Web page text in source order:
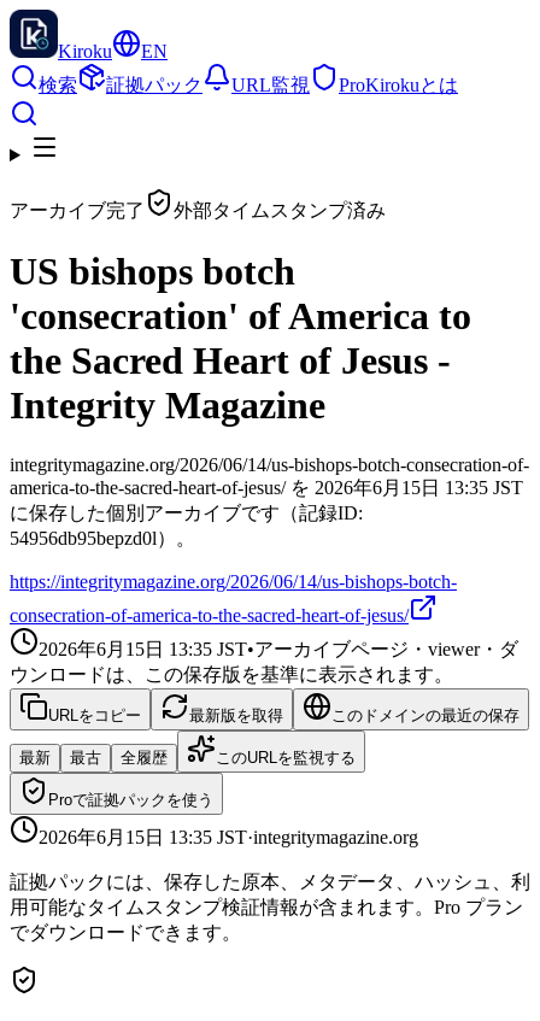
Kiroku
EN
検索
証拠パック URL監視 ProKirokuとは
アーカイブ完了 外部タイムスタンプ済み
US bishops botch
'consecration' of America to
the Sacred Heart of Jesus -
Integrity Magazine
integritymagazine.org/2026/06/14/us-bishops-botch-consecration-of-
america-to-the-sacred-heart-of-jesus/ を 2026年6月15日 13:35 JST
に保存した個別アーカイブです（記録ID:
54956db95bepzd0l）。
https://integritymagazine.org/2026/06/14/us-bishops-botch-
consecration-of-america-to-the-sacred-heart-of-jesus/
2026年6月15日 13:35 JST•アーカイブページ・viewer・ダ
ウンロードは、この保存版を基準に表示されます。
URLをコピー 最新版を取得 このドメインの最近の保存
最新 最古 全履歴 このURLを監視する
Proで証拠パックを使う
2026年6月15日 13:35 JST·integritymagazine.org
証拠パックには、保存した原本、メタデータ、ハッシュ、利
用可能なタイムスタンプ検証情報が含まれます。Pro プラン
でダウンロードできます。